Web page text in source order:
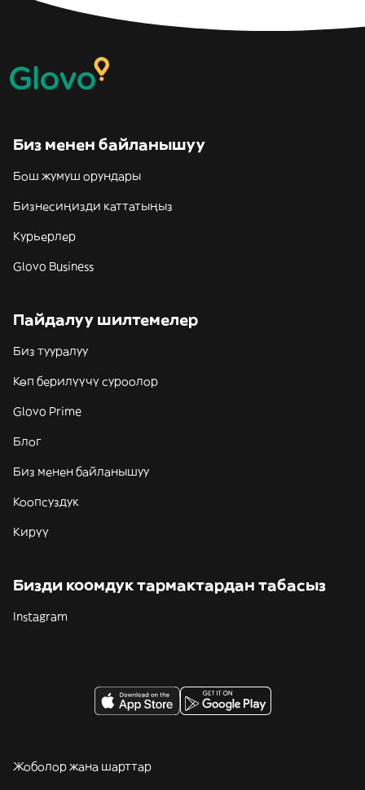
Биз менен байланышуу
Бош жумуш орундары
Бизнесиңизди каттатыңыз
Курьерлер
Glovo Business
Пайдалуу шилтемелер
Биз тууралуу
Көп берилүүчү суроолор
Glovo Prime
Блог
Биз менен байланышуу
Коопсуздук
Кирүү
Бизди коомдук тармактардан табасыз
Instagram
Жоболор жана шарттар